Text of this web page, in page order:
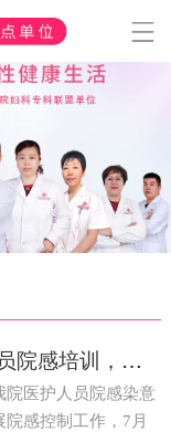
我院开展全员院感培训，为您的健康护航！
院医护人员院感染意
感控制工作，7月